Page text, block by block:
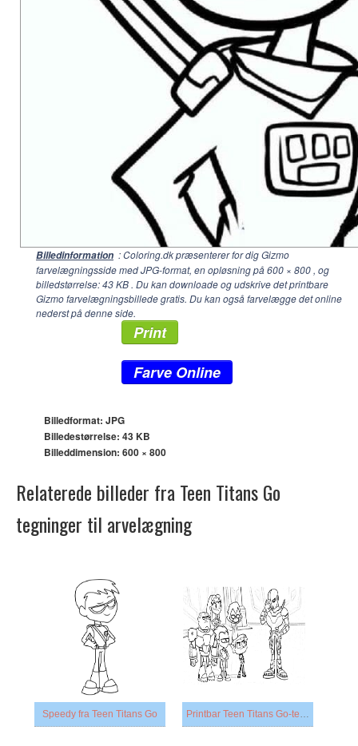
Billedinformation : Coloring.dk præsenterer for dig Gizmo
farvelægningsside med JPG-format, en opløsning på600 × 800 , og
billedstørrelse: 43 KB . Du kan downloade og udskrive det printbare
Gizmo farvelægningsbillede gratis. Du kan også farvelægge det online
nederst på denne side.
Print
Farve Online
Billedformat: JPG
Billedestørrelse: 43 KB
Billeddimension: 600 × 800
Relaterede billeder fra Teen Titans Go
tegninger til arvelægning
Speedy fra Teen Titans Go Printbar Teen Titans Go-tegneserie